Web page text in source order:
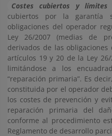
Costes cubiertos y límites
cubiertos por la garantía
obligaciones del operador
Ley 26/2007 (medias de
derivados de las
artículos 19 y 20 de la Ley
limitándose a los
“reparación primaria”. Es
constituida por el operador
los costes de prevención y
reparación primaria del
conforme al procedimiento
Reglamento de desarrollo